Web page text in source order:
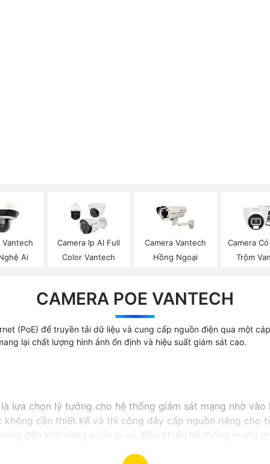
Vantech
Ai
Camera Ip AI Full
Color Vantech
Camera Vantech
Hồng Ngoại
Camera
Trộm
CAMERA POE VANTECH
(PoE) để truyền tải dữ liệu và cung cấp nguồn điện qua một
lại chất lượng hình ảnh ổn định và hiệu suất giám sát cao.
lựa chọn lý tưởng cho hệ thống giám sát mạng nhờ
cần thiết kế và thi công dây cấp nguồn riêng cho
đến khả năng quản lý và điều khiển hệ thống mạng
hệ thống giám sát của bạn.